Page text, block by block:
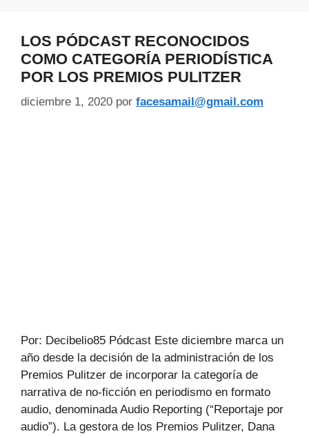
LOS PÓDCAST RECONOCIDOS
COMO CATEGORÍA PERIODÍSTICA
POR LOS PREMIOS PULITZER
diciembre 1, 2020 por facesamail@gmail.com
Por: Decibelio85 Pódcast Este diciembre marca un
año desde la decisión de la administración de los
Premios Pulitzer de incorporar la categoría de
narrativa de no-ficción en periodismo en formato
audio, denominada Audio Reporting (“Reportaje por
audio”). La gestora de los Premios Pulitzer, Dana